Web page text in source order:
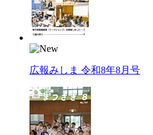
広報みしま 令和8年8月号